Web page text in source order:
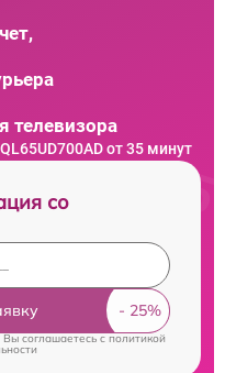
телевизора
от 35 минут
со
Вы соглашаетесь cполитикой